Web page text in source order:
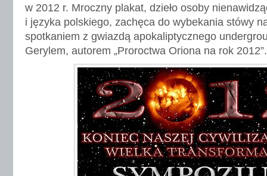
w 2012 r. Mroczny plakat, dzieło osoby
i języka polskiego, zachęca do wybekania stówy
spotkaniem z gwiazdą apokaliptycznego
Gerylem, autorem „Proroctwa Oriona na rok 2012”.